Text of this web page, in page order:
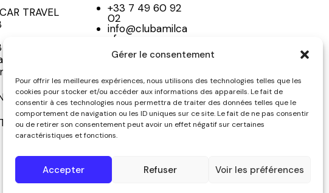
Gérer le consentement
Pour offrir les meilleures expériences, nous utilisons des technologies telles que les
cookies pour stocker et/ou accéder aux informations des appareils. Le fait de
consentir à ces technologies nous permettra de traiter des données telles que le
comportement de navigation ou les ID uniques sur ce site. Le fait de ne pas consentir
ou de retirer son consentement peut avoir un effet négatif sur certaines
caractéristiques et fonctions.
Accepter Refuser Voir les préférences
TRAVEL
AMILCAR, Club
MEDIANE
+33 7 49 60 92
02
info@clubamilca
r.fr